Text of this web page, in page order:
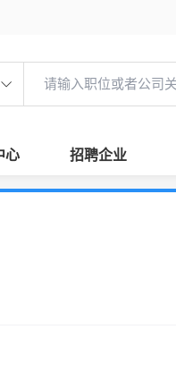
心 招聘企业